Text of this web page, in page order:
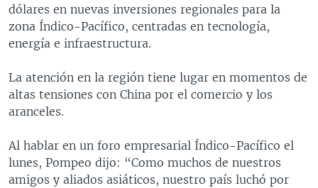
dólares en nuevas inversiones regionales para la
zona Índico-Pacífico, centradas en tecnología,
energía e infraestructura.
La atención en la región tiene lugar en momentos de
altas tensiones con China por el comercio y los
aranceles.
Al hablar en un foro empresarial Índico-Pacífico el
lunes, Pompeo dijo: “Como muchos de nuestros
amigos y aliados asiáticos, nuestro país luchó por